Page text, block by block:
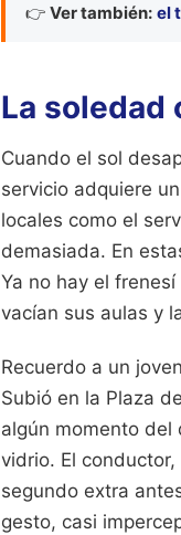
👉 Ver también: el
La soledad
Cuando el sol
servicio adquiere
locales como el
demasiada. En
Ya no hay el
vacían sus aulas y
Recuerdo a un
Subió en la Plaza
algún momento del
vidrio. El
segundo extra
gesto, casi